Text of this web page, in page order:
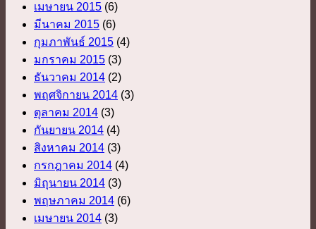
เมษายน 2015 (6)
มีนาคม 2015 (6)
กุมภาพันธ์ 2015 (4)
มกราคม 2015 (3)
ธันวาคม 2014 (2)
พฤศจิกายน 2014 (3)
ตุลาคม 2014 (3)
กันยายน 2014 (4)
สิงหาคม 2014 (3)
กรกฎาคม 2014 (4)
มิถุนายน 2014 (3)
พฤษภาคม 2014 (6)
เมษายน 2014 (3)